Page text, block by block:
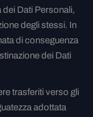
Dati Personali,
degli stessi. In
di conseguenza
dei Dati
trasferiti verso gli
adottata